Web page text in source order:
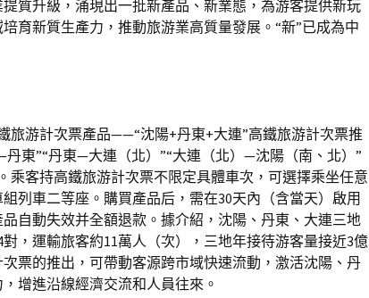
質升級，涌現出一批新產品、新業態，為游客提供新玩
育新質生產力，推動旅游業高質量發展。“新”已成為中
旅游計次票產品——“沈陽+丹東+大連”高鐵旅游計次票推
東”“丹東—大連（北）”“大連（北）—沈陽（南、北）”
乘客持高鐵旅游計次票不限定具體車次，可選擇乘坐任意
列車二等座。購買產品后，需在30天內（含當天）啟用
自動失效并全額退款。據介紹，沈陽、丹東、大連三地
，運輸旅客約11萬人（次），三地年接待游客量接近3億
票的推出，可帶動客源跨市域快速流動，激活沈陽、丹
增進沿線經濟交流和人員往來。